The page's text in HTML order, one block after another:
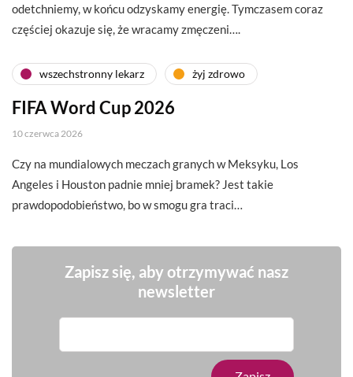
odetchniemy, w końcu odzyskamy energię. Tymczasem coraz
częściej okazuje się, że wracamy zmęczeni….
wszechstronny lekarz żyj zdrowo
FIFA Word Cup 2026
10 czerwca 2026
Czy na mundialowych meczach granych w Meksyku, Los
Angeles i Houston padnie mniej bramek? Jest takie
prawdopodobieństwo, bo w smogu gra traci…
Zapisz się, aby otrzymywać nasz
newsletter